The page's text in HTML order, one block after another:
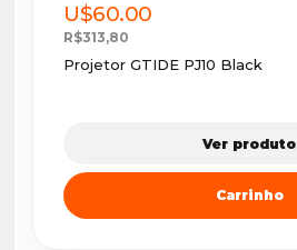
U$60.00
R$313,80
Projetor GTIDE PJ10 Black
Ver produto
Carrinho